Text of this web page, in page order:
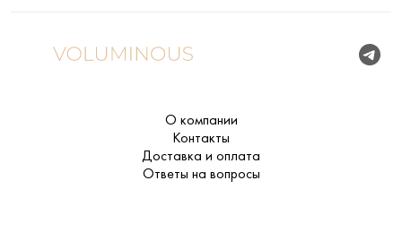
О компании
Контакты
Доставка и оплата
Ответы на вопросы